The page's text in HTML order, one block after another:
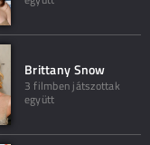
Brittany Snow
3 filmben játszottak
együtt